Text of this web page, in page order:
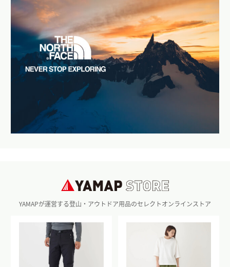
YAMAPが運営する登山・アウトドア用品のセレクトオンラインストア